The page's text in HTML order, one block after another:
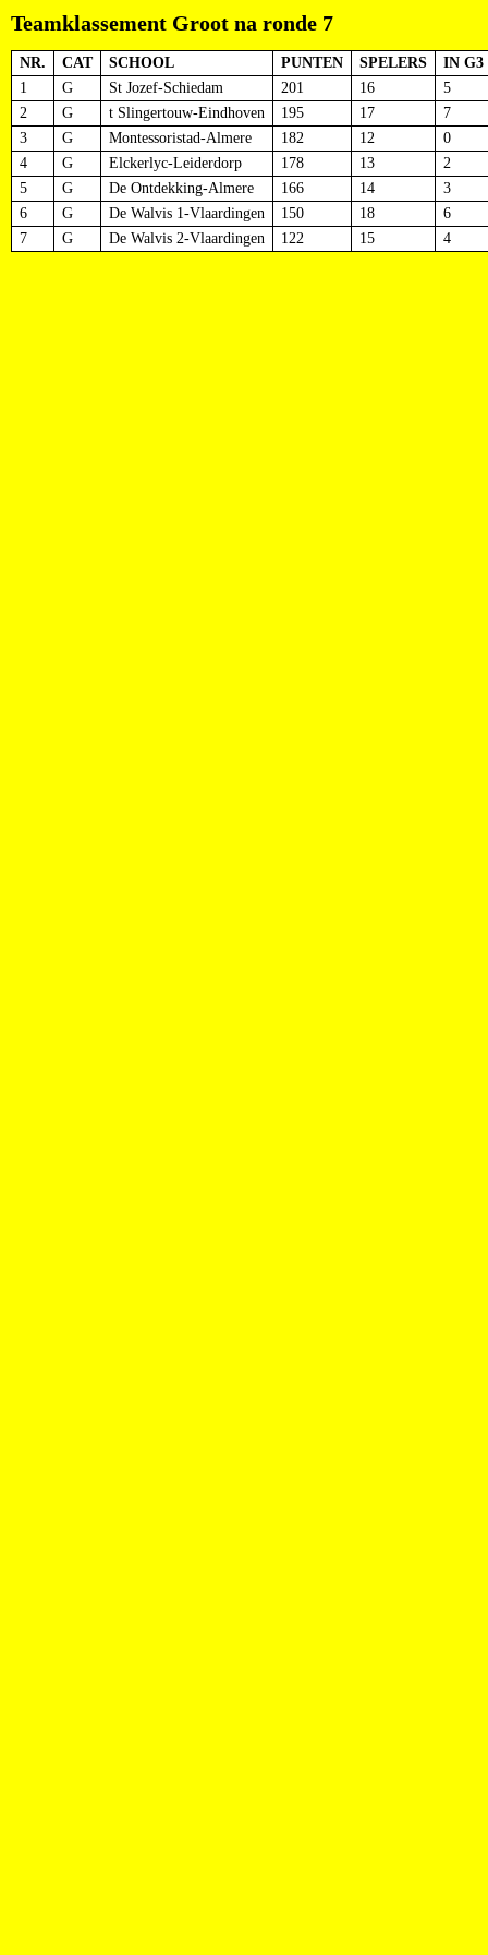
Teamklassement Groot na ronde 7
NR. CAT SCHOOL PUNTEN SPELERS
IN G3
1
G St Jozef-Schiedam 201 16
5
2
G t Slingertouw-Eindhoven 195 17
7
3
G Montessoristad-Almere 182 12
0
4
G Elckerlyc-Leiderdorp 178 13
2
5
G De Ontdekking-Almere 166 14
3
6
G De Walvis 1-Vlaardingen 150 18
6
7
G De Walvis 2-Vlaardingen 122 15 4